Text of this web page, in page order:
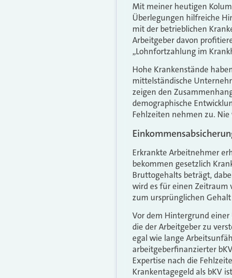
Mit meiner heutigen
Überlegungen hilfreiche
mit der betrieblichen
Arbeitgeber davon
„Lohnfortzahlung im
Hohe Krankenstände
mittelständische
zeigen den
demographische
Fehlzeiten nehmen zu.
Erkrankte Arbeitnehmer
bekommen gesetzlich
Bruttogehalts beträgt,
wird es für einen Zeitraum
zum ursprünglichen
Vor dem Hintergrund
die der Arbeitgeber zu
egal wie lange
arbeitgeberfinanzierter
Expertise nach die
Krankentagegeld als bKV